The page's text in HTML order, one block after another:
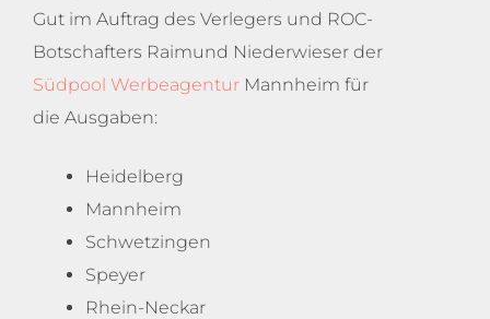
Gut im Auftrag des Verlegers und ROC-
Botschafters Raimund Niederwieser der
Südpool Werbeagentur Mannheim für
die Ausgaben:
Heidelberg
Mannheim
Schwetzingen
Speyer
Rhein-Neckar